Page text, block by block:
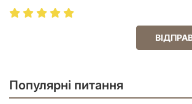
Ілюстратор
Популярні питання